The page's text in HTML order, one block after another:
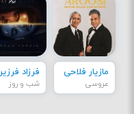
مازیار فلاحی
عروسی
فرزاد
شب و روز